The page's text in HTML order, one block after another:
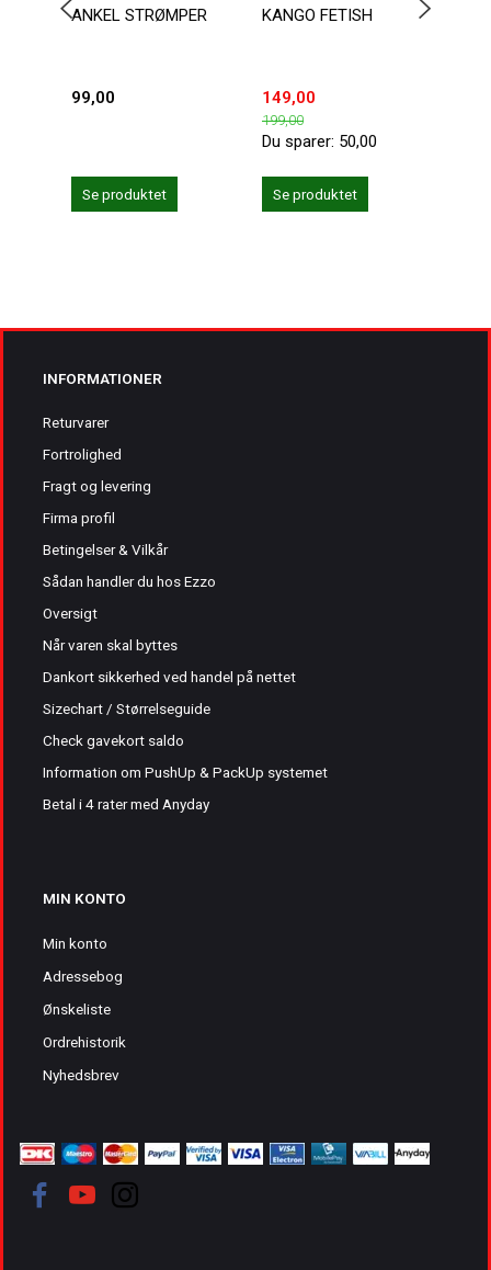
ANKEL STRØMPER
99,00
Se produktet
KANGO FETISH
149,00
199,00
Du sparer: 50,00
Se produktet
INFORMATIONER
Returvarer
Fortrolighed
Fragt og levering
Firma profil
Betingelser & Vilkår
Sådan handler du hos Ezzo
Oversigt
Når varen skal byttes
Dankort sikkerhed ved handel på nettet
Sizechart / Størrelseguide
Check gavekort saldo
Information om PushUp & PackUp systemet
Betal i 4 rater med Anyday
MIN KONTO
Min konto
Adressebog
Ønskeliste
Ordrehistorik
Nyhedsbrev